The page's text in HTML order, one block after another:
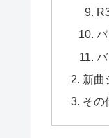
新曲
その